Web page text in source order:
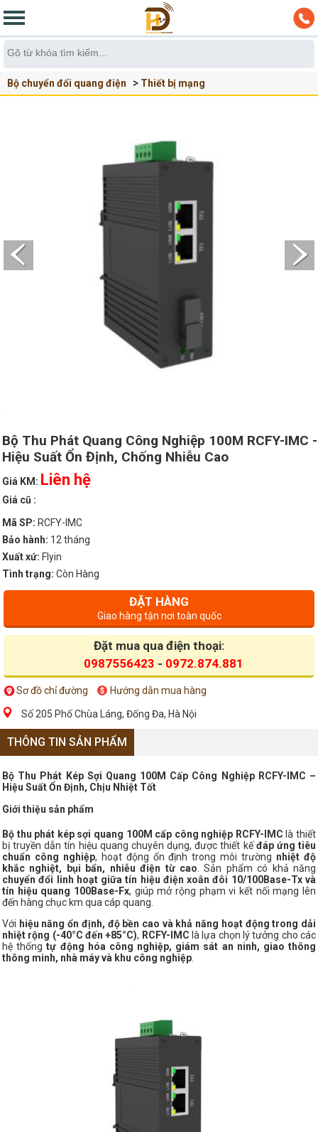
Bộ chuyển đổi quang điện
Thiết bị mạng
Bộ Thu Phát Quang Công Nghiệp 100M RCFY-IMC -
Hiệu Suất Ổn Định, Chống Nhiễu Cao
Giá KM: Liên hệ
Giá cũ :
Mã SP: RCFY-IMC
Bảo hành: 12 tháng
Xuất xứ: Flyin
Tình trạng: Còn Hàng
ĐẶT HÀNG
Giao hàng tận nơi toàn quốc
Đặt mua qua điện thoại:
0987556423 - 0972.874.881
Sơ đồ chỉ đường Hướng dẫn mua hàng
Số 205 Phố Chùa Láng, Đống Đa, Hà Nội
THÔNG TIN SẢN PHẨM
Bộ Thu Phát Kép Sợi Quang 100M Cấp Công Nghiệp RCFY-IMC –
Hiệu Suất Ổn Định, Chịu Nhiệt Tốt
Giới thiệu sản phẩm
Bộ thu phát kép sợi quang 100M cấp công nghiệp RCFY-IMC là thiết
bị truyền dẫn tín hiệu quang chuyên dụng, được thiết kếđáp ứng tiêu
chuẩn công nghiệp, hoạt động ổn định trong môi trường nhiệt độ
khắc nghiệt, bụi bẩn, nhiễu điện từ cao . Sản phẩm có khả năng
chuyển đổi linh hoạt giữa tín hiệu điện xoắn đôi 10/100Base-Tx và
tín hiệu quang 100Base-Fx, giúp mở rộng phạm vi kết nối mạng lên
đến hàng chục km qua cáp quang.
Với hiệu năng ổn định, độ bền cao và khả năng hoạt động trong dải
nhiệt rộng (-40°C đến +85°C), RCFY-IMC là lựa chọn lý tưởng cho các
hệ thốngtự động hóa công nghiệp, giám sát an ninh, giao thông
thông minh, nhà máy và khu công nghiệp